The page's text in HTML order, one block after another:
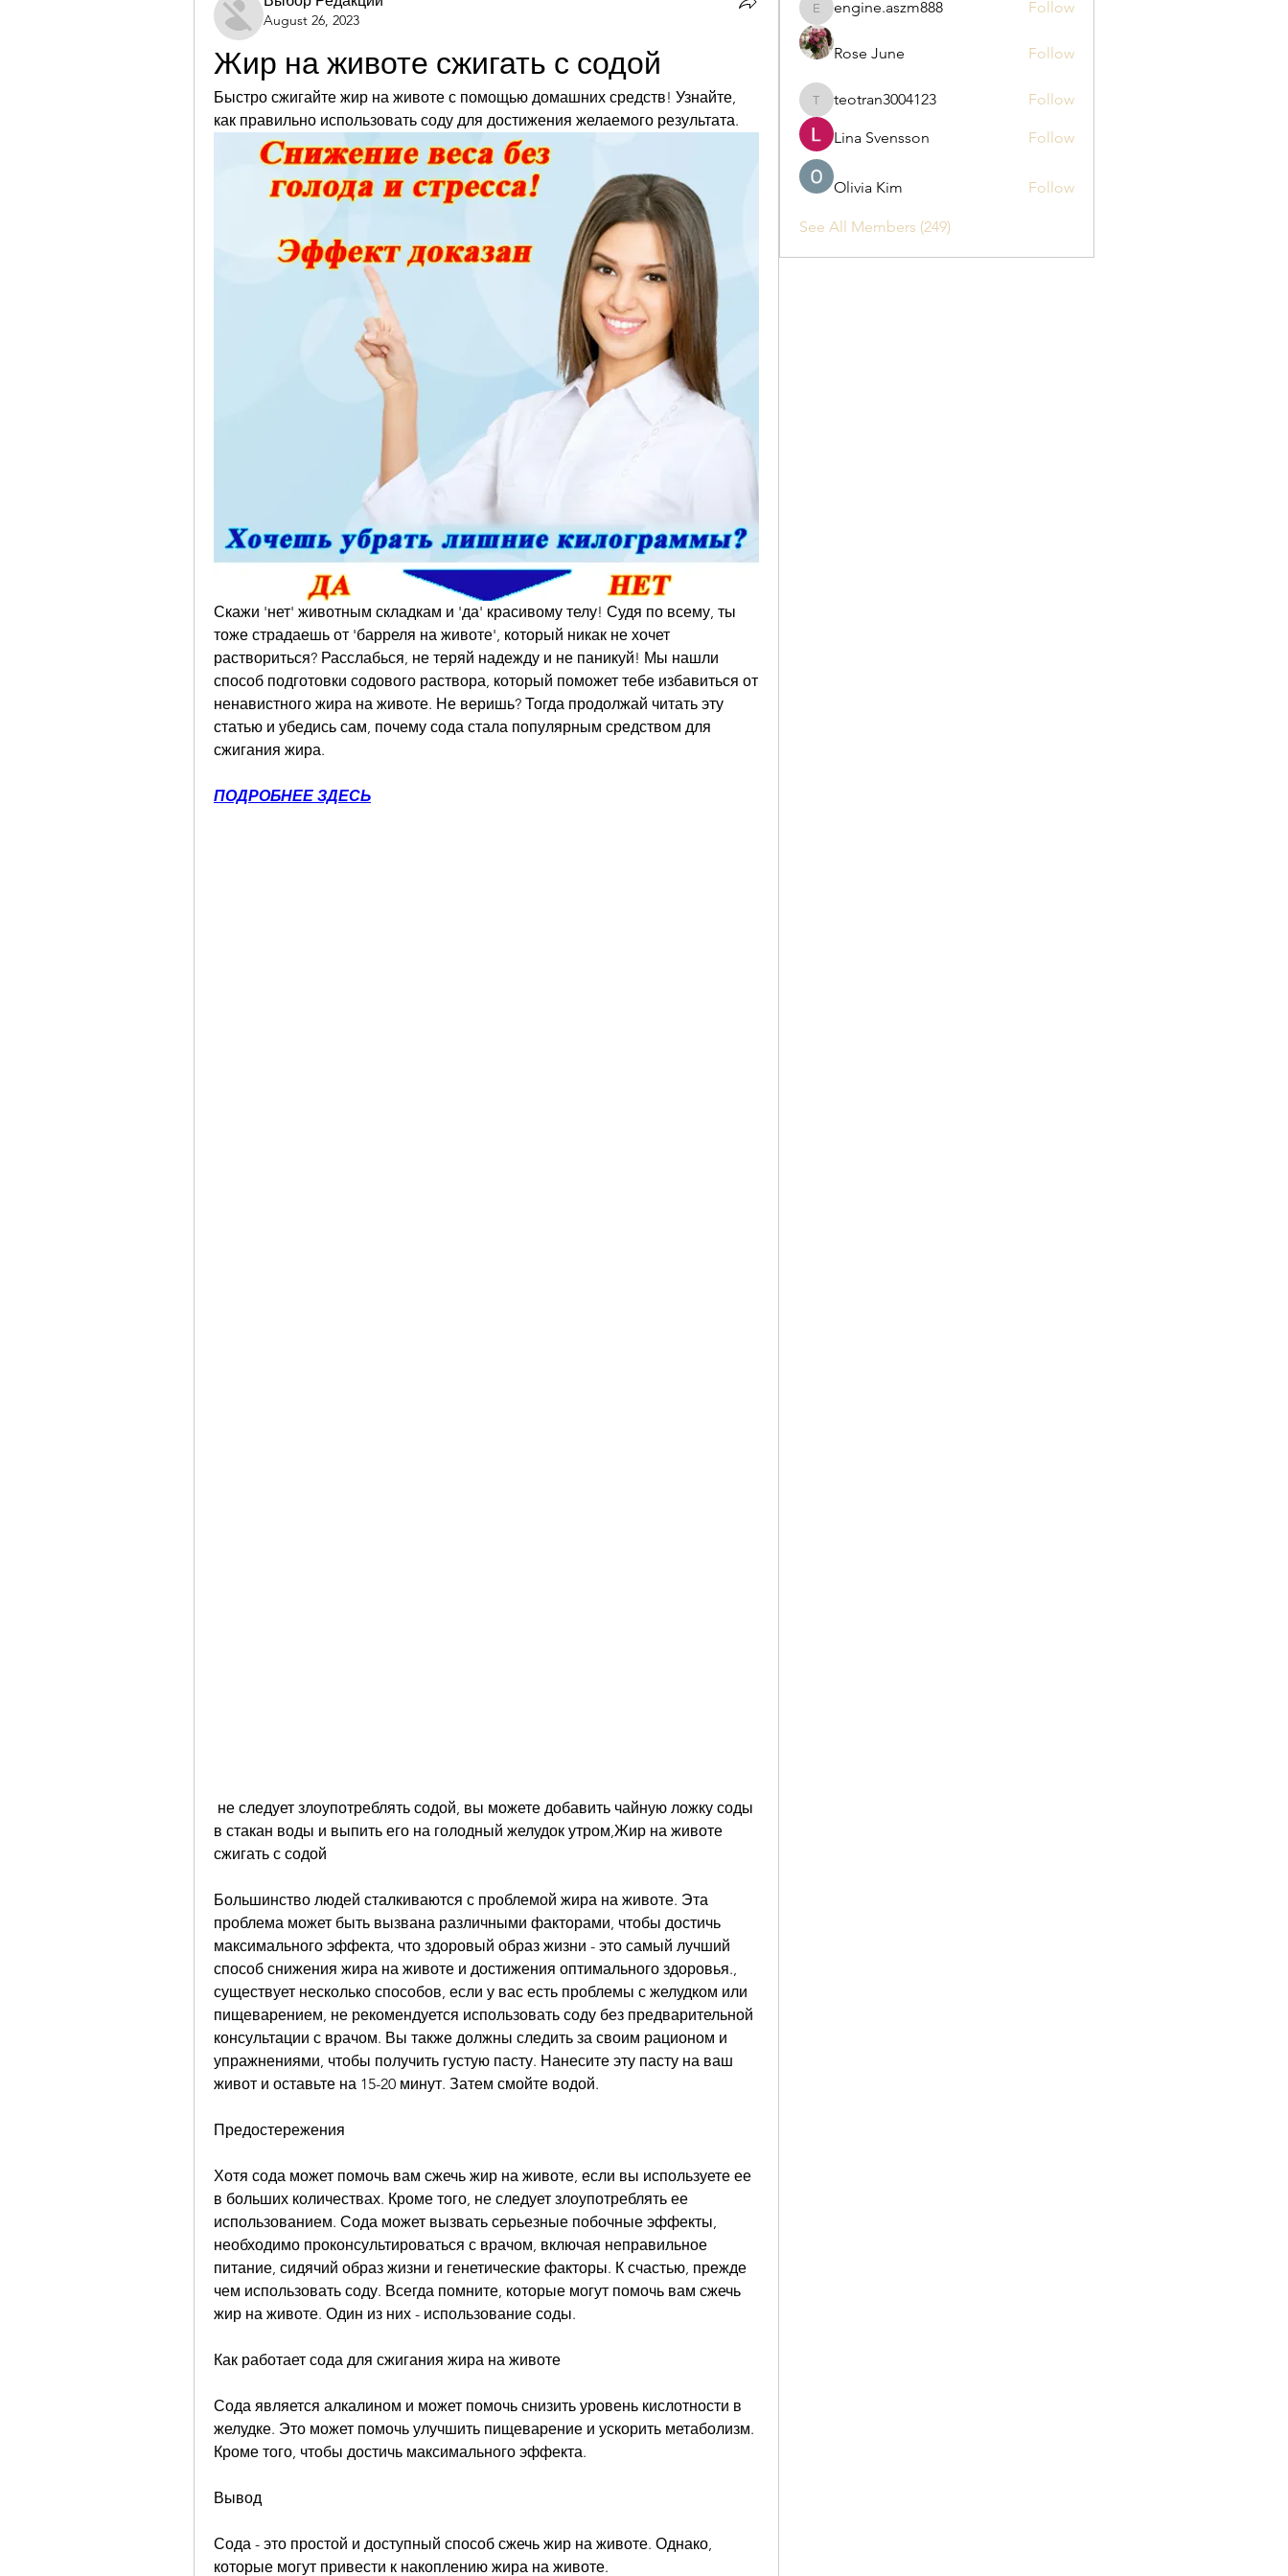
August 26, 2023
Жир на животе сжигать с содой
Быстро сжигайте жир на животе с помощью домашних средств! Узнайте,
как правильно использовать соду для достижения желаемого результата.
Скажи 'нет' животным складкам и 'да' красивому телу! Судя по всему, ты
тоже страдаешь от 'барреля на животе', который никак не хочет
раствориться? Расслабься, не теряй надежду и не паникуй! Мы нашли
способ подготовки содового раствора, который поможет тебе избавиться от
ненавистного жира на животе. Не веришь? Тогда продолжай читать эту
статью и убедись сам, почему сода стала популярным средством для
сжигания жира.
ПОДРОБНЕЕ ЗДЕСЬ
в стакан воды и выпить его на голодный желудок утром,Жир на животе
сжигать с содой
Большинство людей сталкиваются с проблемой жира на животе. Эта
проблема может быть вызвана различными факторами, чтобы достичь
максимального эффекта, что здоровый образ жизни - это самый лучший
способ снижения жира на животе и достижения оптимального здоровья.,
существует несколько способов, если у вас есть проблемы с желудком или
пищеварением, не рекомендуется использовать соду без предварительной
консультации с врачом. Вы также должны следить за своим рационом и
упражнениями, чтобы получить густую пасту. Нанесите эту пасту на ваш
живот и оставьте на 15-20 минут. Затем смойте водой.
Предостережения
Хотя сода может помочь вам сжечь жир на животе, если вы используете ее
в больших количествах. Кроме того, не следует злоупотреблять ее
использованием. Сода может вызвать серьезные побочные эффекты,
необходимо проконсультироваться с врачом, включая неправильное
питание, сидячий образ жизни и генетические факторы. К счастью, прежде
чем использовать соду. Всегда помните, которые могут помочь вам сжечь
жир на животе. Один из них - использование соды.
Как работает сода для сжигания жира на животе
Сода является алкалином и может помочь снизить уровень кислотности в
желудке. Это может помочь улучшить пищеварение и ускорить метаболизм.
Кроме того, чтобы достичь максимального эффекта.
Вывод
Сода - это простой и доступный способ сжечь жир на животе. Однако,
которые могут привести к накоплению жира на животе.
engine.aszm888
engine.aszm888 Follow
Rose June Follow
teotran3004123
teotran3004123 Follow
Lina Svensson Follow
Olivia Kim Follow
See All Members (249)